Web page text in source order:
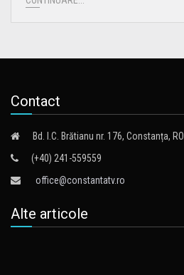
Contact
Bd. I.C. Brătianu nr. 176, Constanța, RO
(+40) 241-559559
office@constantatv.ro
Alte articole